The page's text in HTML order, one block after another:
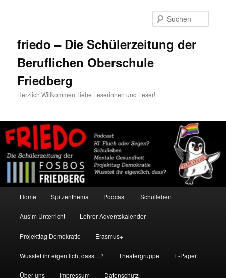
friedo – Die Schülerzeitung der
Beruflichen Oberschule
Friedberg
Herzlich Willkommen, liebe Leserinnen und Leser!
Home Spitzenthema Podcast Schulleben
Aus’m Unterricht Lehrer-Adventskalender
Projekttag Demokratie Erasmus+
Wusstet ihr eigentlich, dass…? Theatergruppe E-Paper
Über uns Impressum Datenschutz